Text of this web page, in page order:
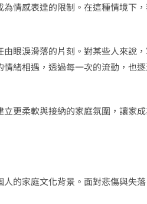
情感表達的限制。在這種情境下
眼淚滑落的片刻。對某些人來說
緒相遇，透過每一次的流動，也
更柔軟與接納的家庭氛圍，讓家
的家庭文化背景。面對悲傷與失